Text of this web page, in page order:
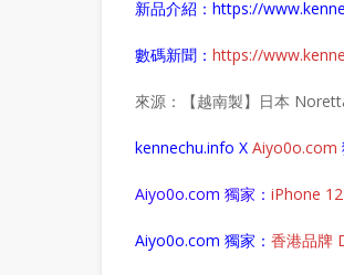
新品介紹： https://
數碼新聞： https://
來源：【越南製】日本
kennechu.info X Aiyo0o.com
Aiyo0o.com 獨家： iPhone
Aiyo0o.com 獨家： 香港品牌